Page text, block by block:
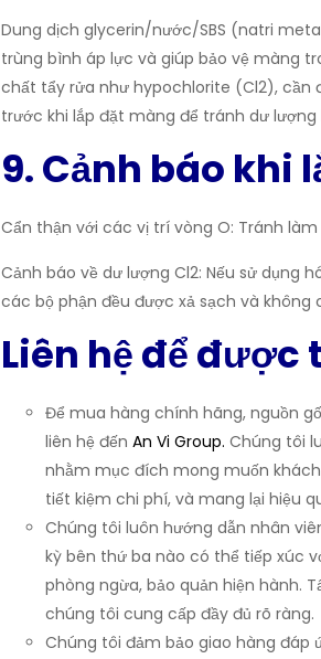
Dung dịch glycerin/nước/SBS (natri
trùng bình áp lực và giúp bảo vệ màng
chất tẩy rửa như hypochlorite (Cl2), cần
trước khi lắp đặt màng để tránh dư
9. Cảnh báo khi
Cẩn thận với các vị trí vòng O: Tránh
Cảnh báo về dư lượng Cl2: Nếu sử dụng
các bộ phận đều được xả sạch và
Liên hệ để được
Để mua hàng chính hãng, nguồn
liên hệ đến An Vi Group. Chúng tôi
nhằm mục đích mong muốn
tiết kiệm chi phí, và mang lại hiệu
Chúng tôi luôn hướng dẫn nhân
kỳ bên thứ ba nào có thể tiếp xúc
phòng ngừa, bảo quản hiện hành.
chúng tôi cung cấp đầy đủ rõ ràng.
Chúng tôi đảm bảo giao hàng đáp